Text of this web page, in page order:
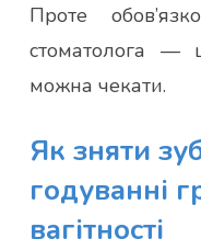
Проте
стоматолога —
можна чекати.
Як зняти
годуванні
вагітності